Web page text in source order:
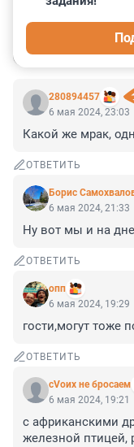
280894457
6 мая 2024, 23:03
Какой же мрак,
ОТВЕТИТЬ
Борис
6 мая 2024, 21:33
Ну вот мы и на
ОТВЕТИТЬ
опп
6 мая 2024, 19:29
гости,могут тоже
ОТВЕТИТЬ
сVоих не бросаем
6 мая 2024, 19:21
с африканскими
железной птицей,